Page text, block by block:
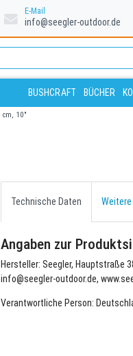
E-Mail
info@seegler-outdoor.de
BUSHCRAFT BÜCHER
cm, 10"
Technische Daten
Angaben zur
Hersteller: Seegler, Hauptstraße
info@seegler-outdoor.de,
Verantwortliche Person: